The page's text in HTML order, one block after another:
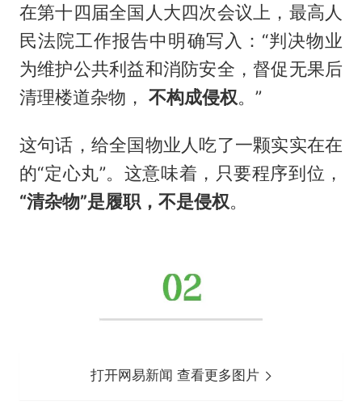
在第十四届全国人大四次会议上，最高人
民法院工作报告中明确写入：“判决物业
为维护公共利益和消防安全，督促无果后
清理楼道杂物， 不构成侵权。”
这句话，给全国物业人吃了一颗实实在在
的“定心丸”。这意味着，只要程序到位，
“清杂物”是履职，不是侵权。
打开网易新闻 查看更多图片